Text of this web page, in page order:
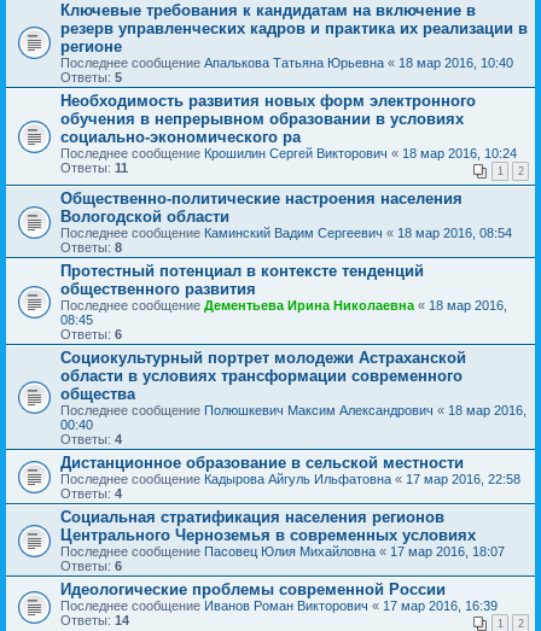
Ключевые требования к кандидатам на включение в
резерв управленческих кадров и практика их реализации в
регионе
Последнее сообщение Апалькова Татьяна Юрьевна « 18 мар 2016, 10:40
Ответы: 5
Необходимость развития новых форм электронного
обучения в непрерывном образовании в условиях
социально-экономического ра
Последнее сообщение Крошилин Сергей Викторович « 18 мар 2016, 10:24
Ответы: 11 1 2
Общественно-политические настроения населения
Вологодской области
Последнее сообщение Каминский Вадим Сергеевич « 18 мар 2016, 08:54
Ответы: 8
Протестный потенциал в контексте тенденций
общественного развития
Последнее сообщение Дементьева Ирина Николаевна « 18 мар 2016,
08:45
Ответы: 6
Социокультурный портрет молодежи Астраханской
области в условиях трансформации современного
общества
Последнее сообщение Полюшкевич Максим Александрович « 18 мар 2016,
00:40
Ответы: 4
Дистанционное образование в сельской местности
Последнее сообщение Кадырова Айгуль Ильфатовна « 17 мар 2016, 22:58
Ответы: 4
Социальная стратификация населения регионов
Центрального Черноземья в современных условиях
Последнее сообщение Пасовец Юлия Михайловна « 17 мар 2016, 18:07
Ответы: 6
Идеологические проблемы современной России
Последнее сообщение Иванов Роман Викторович « 17 мар 2016, 16:39
Ответы: 14 1 2